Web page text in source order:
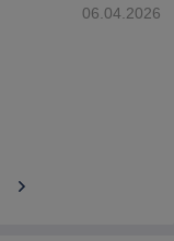
06.04.2026